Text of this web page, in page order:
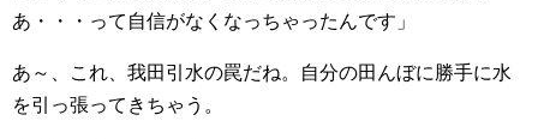
あ・・・って自信がなくなっちゃったんです」
あ～、これ、我田引水の罠だね。自分の田んぼに勝手に水
を引っ張ってきちゃう。